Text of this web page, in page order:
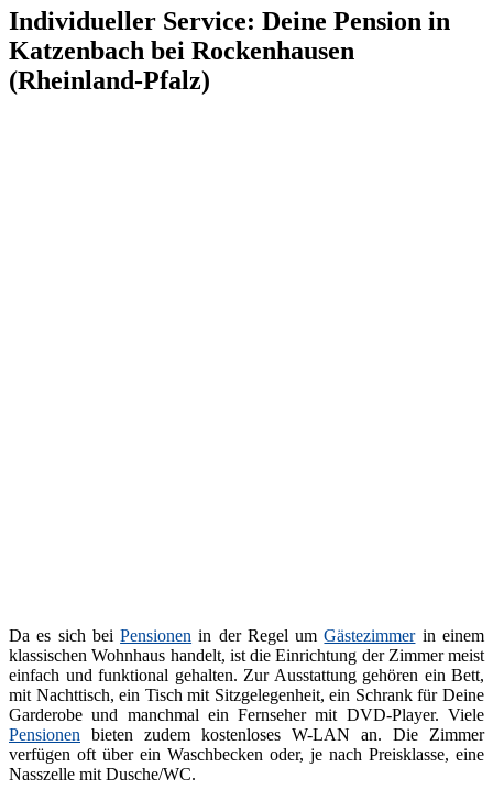
Individueller Service: Deine Pension in
Katzenbach bei Rockenhausen
(Rheinland-Pfalz)
Da es sich beiPensionen in der Regel umGästezimmerin einem
klassischen Wohnhaus handelt, ist die Einrichtung der Zimmer meist
einfach und funktional gehalten. Zur Ausstattung gehören ein Bett,
mit Nachttisch, ein Tisch mit Sitzgelegenheit, ein Schrank für Deine
Garderobe und manchmal ein Fernseher mit DVD-Player. Viele
Pensionen bieten zudem kostenloses W-LAN an. Die Zimmer
verfügen oft über ein Waschbecken oder, je nach Preisklasse, eine
Nasszelle mit Dusche/WC.